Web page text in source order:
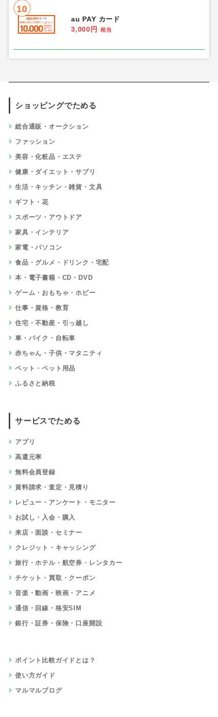
10
au PAY カード
3,000円
相当
ショッピングでためる
総合通販・オークション
ファッション
美容・化粧品・エステ
健康・ダイエット・サプリ
生活・キッチン・雑貨・文具
ギフト・花
スポーツ・アウトドア
家具・インテリア
家電・パソコン
食品・グルメ・ドリンク・宅配
本・電子書籍・CD・DVD
ゲーム・おもちゃ・ホビー
仕事・資格・教育
住宅・不動産・引っ越し
車・バイク・自転車
赤ちゃん・子供・マタニティ
ペット・ペット用品
ふるさと納税
サービスでためる
アプリ
高還元率
無料会員登録
資料請求・査定・見積り
レビュー・アンケート・モニター
お試し・入会・購入
来店・面談・セミナー
クレジット・キャッシング
旅行・ホテル・航空券・レンタカー
チケット・買取・クーポン
音楽・動画・映画・アニメ
通信・回線・格安SIM
銀行・証券・保険・口座開設
ポイント比較ガイドとは？
使い方ガイド
マルマルブログ